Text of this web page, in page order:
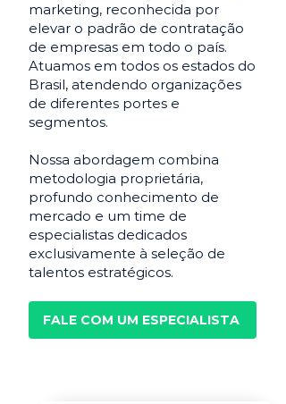
marketing, reconhecida por
elevar o padrão de contratação
de empresas em todo o país.
Atuamos em todos os estados do
Brasil, atendendo organizações
de diferentes portes e
segmentos.
Nossa abordagem combina
metodologia proprietária,
profundo conhecimento de
mercado e um time de
especialistas dedicados
exclusivamente à seleção de
talentos estratégicos.
FALE COM UM ESPECIALISTA